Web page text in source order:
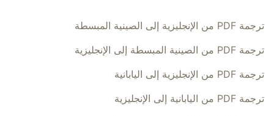
ترجمة PDF من الإنجليزية إلى الصينية المبسطة
ترجمة PDF من الصينية المبسطة إلى الإنجليزية
ترجمة PDF من الإنجليزية إلى اليابانية
ترجمة PDF من اليابانية إلى الإنجليزية